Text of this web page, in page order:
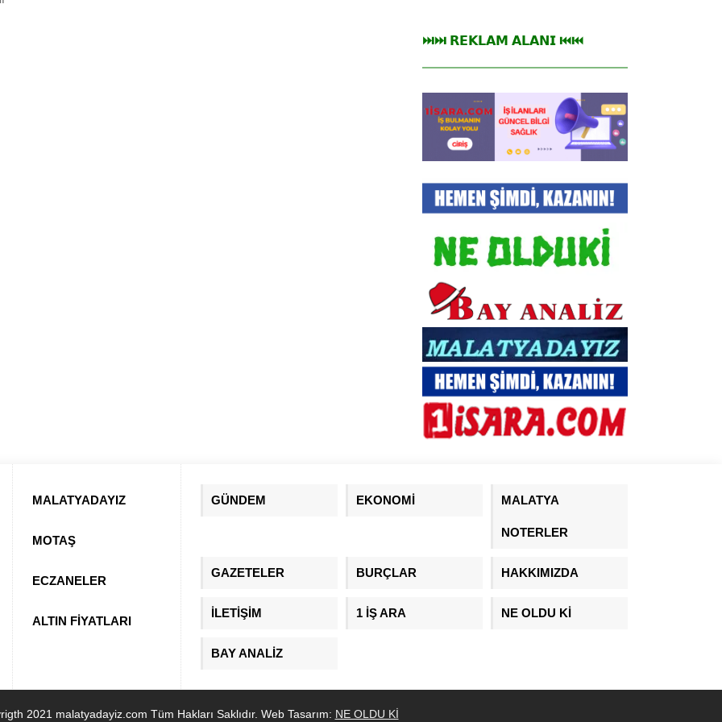
⏭⏭ 𝗥𝗘𝗞𝗟𝗔𝗠 𝗔𝗟𝗔𝗡𝗜 ⏮⏮
MALATYADAYIZ
MOTAŞ
ECZANELER
ALTIN FİYATLARI
GÜNDEM EKONOMİ MALATYA
NOTERLER
GAZETELER BURÇLAR HAKKIMIZDA
İLETİŞİM 1 İŞ ARA NE OLDU Kİ
BAY ANALİZ
2021 malatyadayiz.com Tüm Hakları Saklıdır. Web Tasarım: NE OLDU Kİ